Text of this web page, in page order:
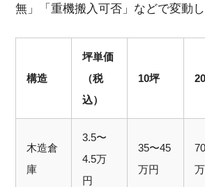
無」「重機搬入可否」などで変動し
構造
坪単価
（税
込）
10坪
木造倉
庫
3.5〜
4.5万
円
35〜45
万円